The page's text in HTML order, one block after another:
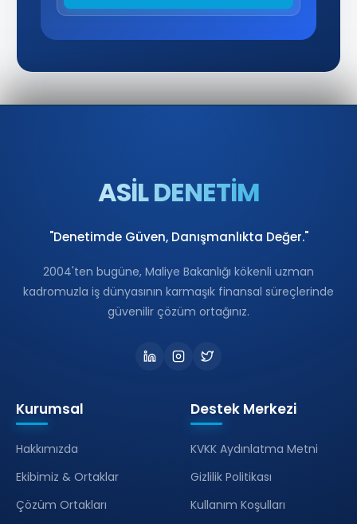
ASİL DENETİM
"Denetimde Güven, Danışmanlıkta Değer."
2004'ten bugüne, Maliye Bakanlığı kökenli uzman
kadromuzla iş dünyasının karmaşık finansal süreçlerinde
güvenilir çözüm ortağınız.
Kurumsal
Hakkımızda
Ekibimiz & Ortaklar
Çözüm Ortakları
Destek Merkezi
KVKK Aydınlatma Metni
Gizlilik Politikası
Kullanım Koşulları